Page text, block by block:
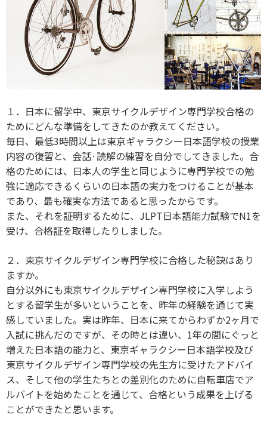
１．日本に留学中、東京サイクルデザイン専門学校合格の
ためにどんな準備をしてきたのか教えてください。
毎日、最低3時間以上は東京ギャラクシー日本語学校の授業
内容の復習と、会話·読解の練習を自分でしてきました。合
格のためには、日本人の学生と同じように専門学校での勉
強に適応できるくらいの日本語の実力をつけることが基本
であり、最も確実な方法であると思ったからです。
また、それを証明するために、JLPT日本語能力試験でN1を
受け、合格証を取得したりしました。
２．東京サイクルデザイン専門学校に合格した秘訣はあり
ますか。
自分以外にも東京サイクルデザイン専門学校に入学しよう
とする留学生が多いということを、昨年の経験を通じて実
感していました。実は昨年、日本に来てからわずか2ヶ月で
入試に挑んだのですが、その時とは違い、1年の間にぐっと
増えた日本語の能力と、東京ギャラクシー日本語学校及び
東京サイクルデザイン専門学校の先生方に受けたアドバイ
ス、そして他の学生たちとの差別化のために自転車店でア
ルバイトを始めたことを通じて、合格という成果を上げる
ことができたと思います。